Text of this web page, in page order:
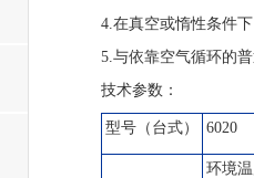
4.在真空或惰性条件
5.与依靠空气循环的
技术参数：
型号（台式） 6020
环境